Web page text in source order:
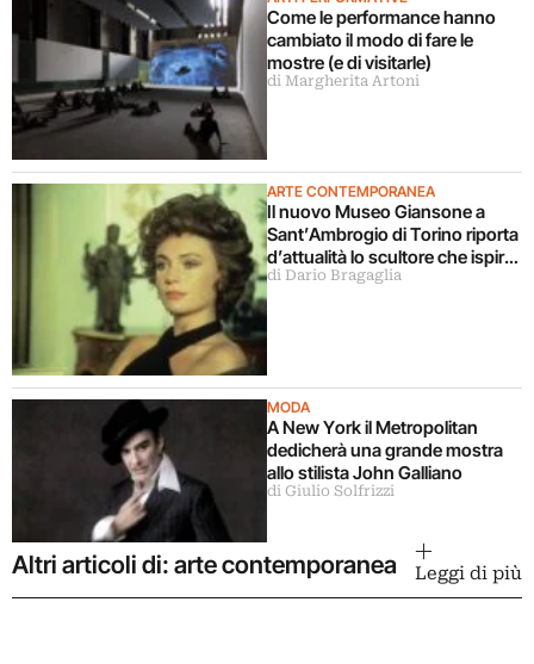
Come le performance hanno
cambiato il modo di fare le
mostre (e di visitarle)
di Margherita Artoni
ARTE CONTEMPORANEA
Il nuovo Museo Giansone a
Sant’Ambrogio di Torino riporta
d’attualità lo scultore che ispirò
il libro La donna della domenica
di Dario Bragaglia
MODA
A New York il Metropolitan
dedicherà una grande mostra
allo stilista John Galliano
di Giulio Solfrizzi
Altri articoli di: arte contemporanea Leggi di più